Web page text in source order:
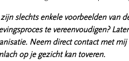
slechts enkele voorbeelden van
te vereenvoudigen?
Neem direct contact met
op je gezicht kan toveren.